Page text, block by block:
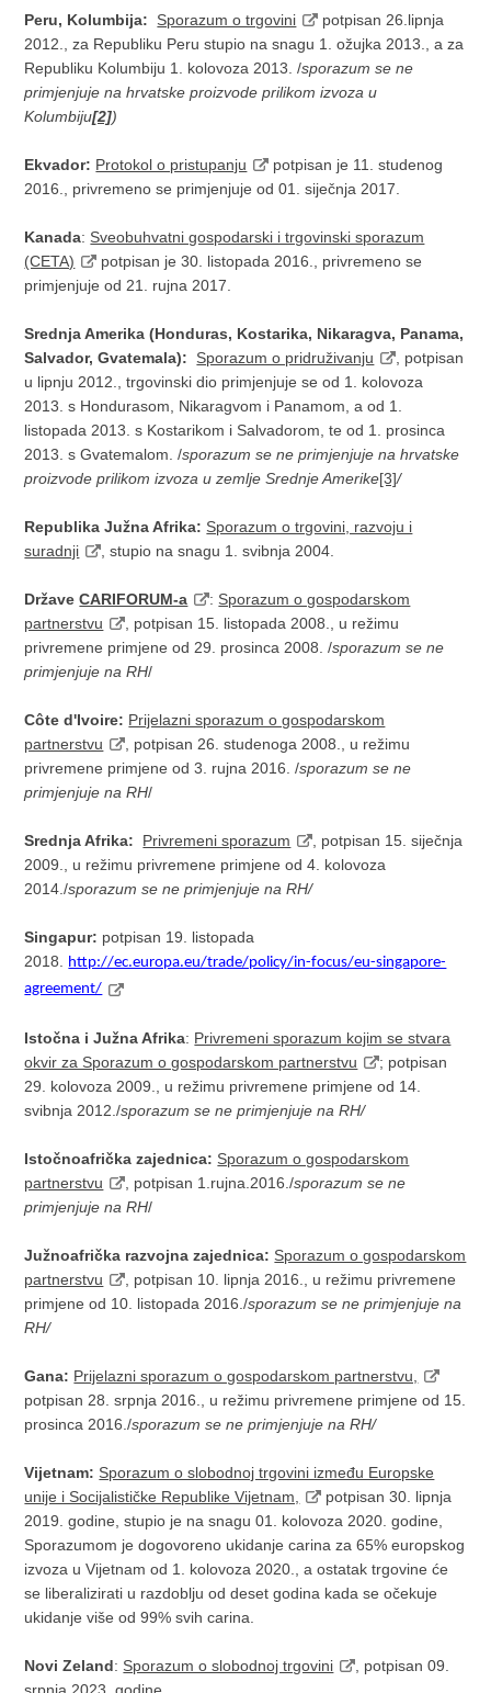
Peru, Kolumbija: Sporazum o trgovini
potpisan 26.lipnja
2012., za Republiku Peru stupio na snagu 1. ožujka 2013., a za
Republiku Kolumbiju 1. kolovoza 2013. /sporazum se ne
primjenjuje na hrvatske proizvode prilikom izvoza u
Kolumbiju[2])
Ekvador: Protokol o pristupanju
potpisan je 11. studenog
2016., privremeno se primjenjuje od 01. siječnja 2017.
Kanada: Sveobuhvatni gospodarski i trgovinski sporazum
(CETA)
potpisan je 30. listopada 2016., privremeno se
primjenjuje od 21. rujna 2017.
Srednja Amerika (Honduras, Kostarika, Nikaragva, Panama,
Salvador, Gvatemala): Sporazum o pridruživanju
, potpisan
u lipnju 2012., trgovinski dio primjenjuje se od 1. kolovoza
2013. s Hondurasom, Nikaragvom i Panamom, a od 1.
listopada 2013. s Kostarikom i Salvadorom, te od 1. prosinca
2013. s Gvatemalom. /sporazum se ne primjenjuje na hrvatske
proizvode prilikom izvoza u zemlje Srednje Amerike[3]/
Republika Južna Afrika: Sporazum o trgovini, razvoju i
suradnji
, stupio na snagu 1. svibnja 2004.
DržaveCARIFORUM-a : Sporazum o gospodarskom
partnerstvu
, potpisan 15. listopada 2008., u režimu
privremene primjene od 29. prosinca 2008. /sporazum se ne
primjenjuje na RH/
Côte d'Ivoire: Prijelazni sporazum o gospodarskom
partnerstvu
, potpisan 26. studenoga 2008., u režimu
privremene primjene od 3. rujna 2016. /sporazum se ne
primjenjuje na RH/
Srednja Afrika: Privremeni sporazum
, potpisan 15. siječnja
2009., u režimu privremene primjene od 4. kolovoza
2014./sporazum se ne primjenjuje na RH/
Singapur: potpisan 19. listopada
2018.
http://ec.europa.eu/trade/policy/in-focus/eu-singapore-
agreement/
Istočna i Južna Afrika: Privremeni sporazum kojim se stvara
okvir za Sporazum o gospodarskom partnerstvu
; potpisan
29. kolovoza 2009., u režimu privremene primjene od 14.
svibnja 2012./sporazum se ne primjenjuje na RH/
Istočnoafrička zajednica: Sporazum o gospodarskom
partnerstvu
, potpisan 1.rujna.2016./sporazum se ne
primjenjuje na RH/
Južnoafrička razvojna zajednica: Sporazum o gospodarskom
partnerstvu
, potpisan 10. lipnja 2016., u režimu privremene
primjene od 10. listopada 2016./sporazum se ne primjenjuje na
RH/
Gana: Prijelazni sporazum o gospodarskom partnerstvu,
potpisan 28. srpnja 2016., u režimu privremene primjene od 15.
prosinca 2016./sporazum se ne primjenjuje na RH/
Vijetnam: Sporazum o slobodnoj trgovini između Europske
unije i Socijalističke Republike Vijetnam,
potpisan 30. lipnja
2019. godine, stupio je na snagu 01. kolovoza 2020. godine,
Sporazumom je dogovoreno ukidanje carina za 65% europskog
izvoza u Vijetnam od 1. kolovoza 2020., a ostatak trgovine će
se liberalizirati u razdoblju od deset godina kada se očekuje
ukidanje više od 99% svih carina.
Novi Zeland: Sporazum o slobodnoj trgovini
, potpisan 09.